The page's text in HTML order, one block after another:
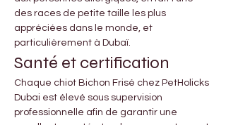
des races de petite taille les plus
appréciées dans le monde, et
particulièrement à Dubaï.
Santé et certification
Chaque chiot Bichon Frisé chez PetHolicks
Dubai est élevé sous supervision
professionnelle afin de garantir une